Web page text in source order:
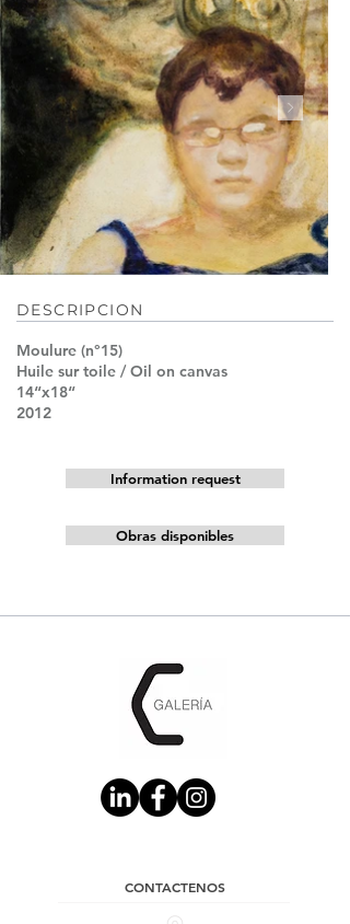
DESCRIPCION
Moulure (n°15)
Huile sur toile / Oil on canvas
14“x18“
2012
Information request
Obras disponibles
CONTACTENOS